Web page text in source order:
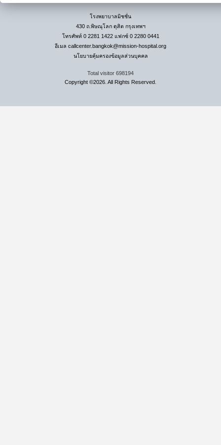
โรงพยาบาลมิชชั่น
430 ถ.พิษณุโลก ดุสิต กรุงเทพฯ
โทรศัพท์ 0 2281 1422 แฟกซ์ 0 2280 0441
อีเมล callcenter.bangkok@mission-hospital.org
นโยบายคุ้มครองข้อมูลส่วนบุคคล
Total visitor 698194
Copyright ©2026. All Rights Reserved.